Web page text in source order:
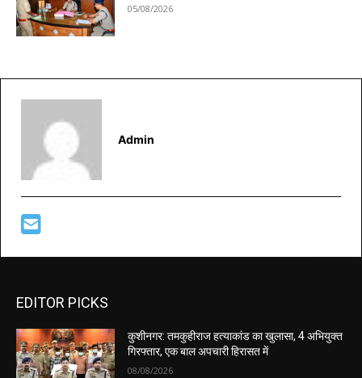
05/08/2026
Admin
EDITOR PICKS
कुशीनगर: तमकुहीराज हत्याकांड का खुलासा, 4 अभियुक्त
गिरफ्तार, एक बाल अपचारी हिरासत में
08/08/2026